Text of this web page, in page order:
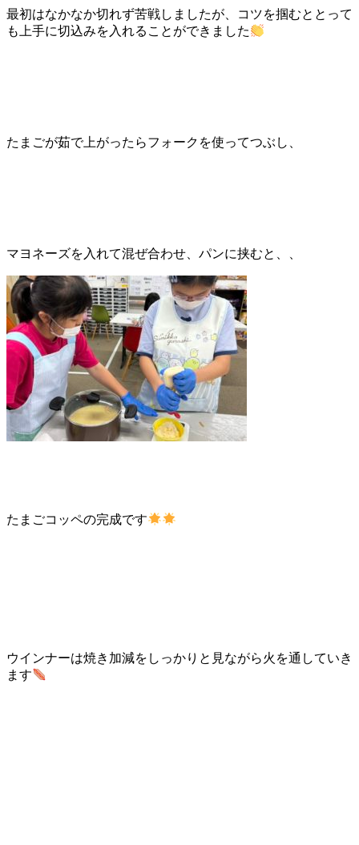
最初はなかなか切れず苦戦しましたが、コツを掴むととって
も上手に切込みを入れることができました
たまごが茹で上がったらフォークを使ってつぶし、
マヨネーズを入れて混ぜ合わせ、パンに挟むと、、
たまごコッペの完成です
ウインナーは焼き加減をしっかりと見ながら火を通していき
ます